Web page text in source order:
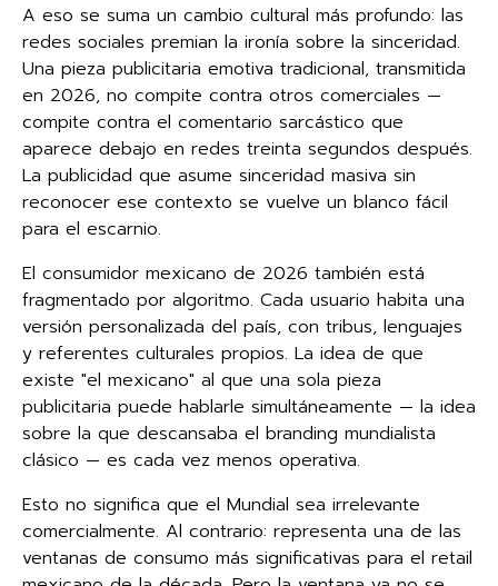
A eso se suma un cambio cultural más profundo: las
redes sociales premian la ironía sobre la sinceridad.
Una pieza publicitaria emotiva tradicional, transmitida
en 2026, no compite contra otros comerciales —
compite contra el comentario sarcástico que
aparece debajo en redes treinta segundos después.
La publicidad que asume sinceridad masiva sin
reconocer ese contexto se vuelve un blanco fácil
para el escarnio.
El consumidor mexicano de 2026 también está
fragmentado por algoritmo. Cada usuario habita una
versión personalizada del país, con tribus, lenguajes
y referentes culturales propios. La idea de que
existe "el mexicano" al que una sola pieza
publicitaria puede hablarle simultáneamente — la idea
sobre la que descansaba el branding mundialista
clásico — es cada vez menos operativa.
Esto no significa que el Mundial sea irrelevante
comercialmente. Al contrario: representa una de las
ventanas de consumo más significativas para el retail